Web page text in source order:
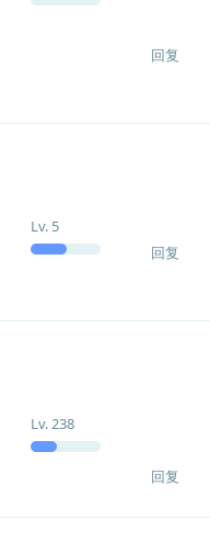
回复
Lv. 5
回复
Lv.238
回复